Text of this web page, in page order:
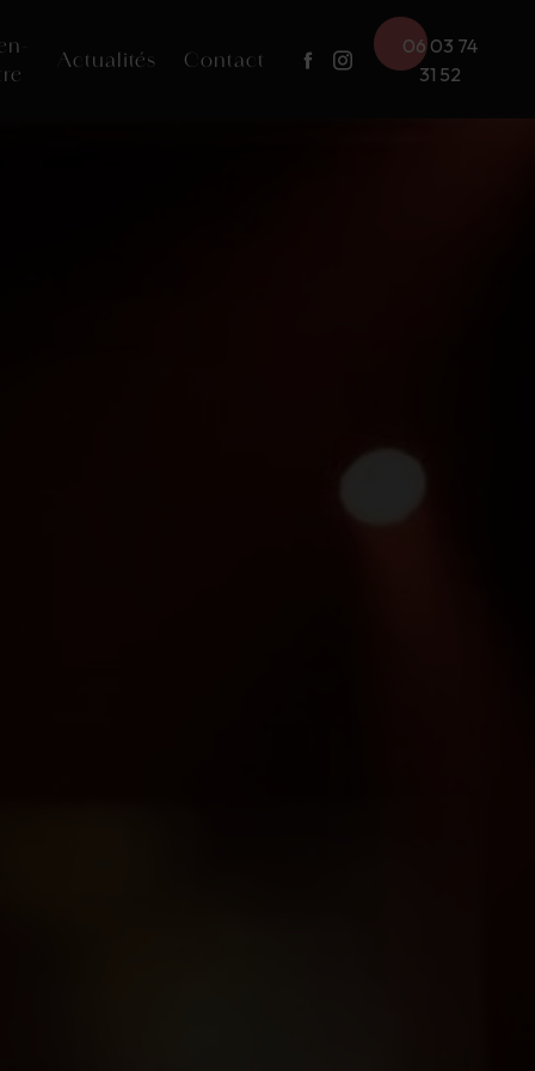
Actualités Contact
06 03 74
31 52